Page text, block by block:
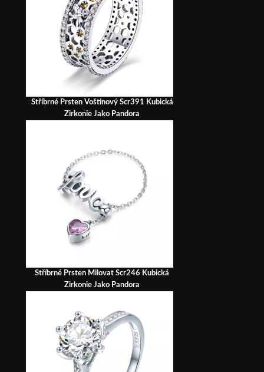
Stříbrné Prsten Voštinový Scr391 Kubická
Zirkonie Jako Pandora
Stříbrné Prsten Milovat Scr246 Kubická
Zirkonie Jako Pandora